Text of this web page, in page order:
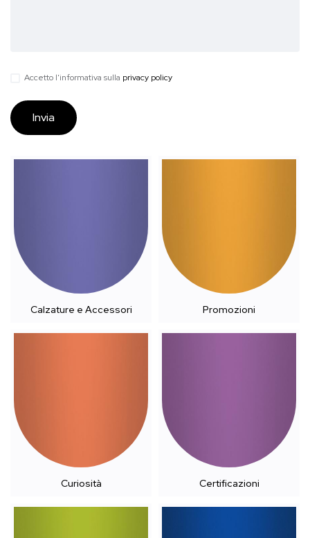
Accetto l'informativa sulla privacy policy
Calzature e Accessori Promozioni
Curiosità Certificazioni